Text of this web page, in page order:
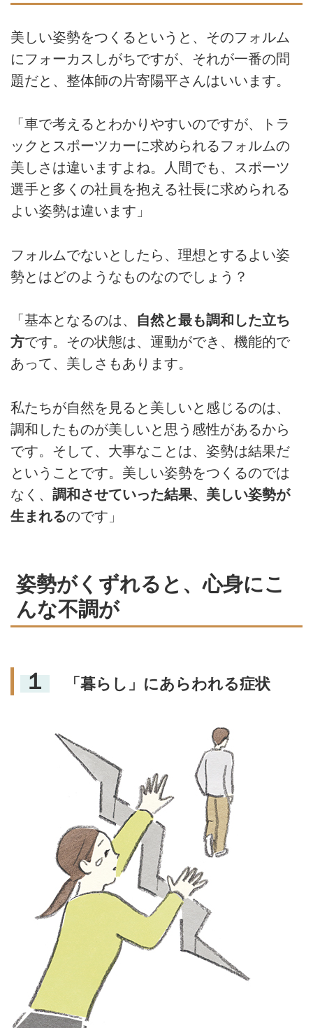
美しい姿勢をつくるというと、そのフォルム
にフォーカスしがちですが、それが一番の問
題だと、整体師の片寄陽平さんはいいます。
「車で考えるとわかりやすいのですが、トラ
ックとスポーツカーに求められるフォルムの
美しさは違いますよね。人間でも、スポーツ
選手と多くの社員を抱える社長に求められる
よい姿勢は違います」
フォルムでないとしたら、理想とするよい姿
勢とはどのようなものなのでしょう？
「基本となるのは、 自然と最も調和した立ち
方です。その状態は、運動ができ、機能的で
あって、美しさもあります。
私たちが自然を見ると美しいと感じるのは、
調和したものが美しいと思う感性があるから
です。そして、大事なことは、姿勢は結果だ
ということです。美しい姿勢をつくるのでは
なく、 調和させていった結果、美しい姿勢が
生まれるのです」
姿勢がくずれると、心身にこ
んな不調が
１ 「暮らし」にあらわれる症状